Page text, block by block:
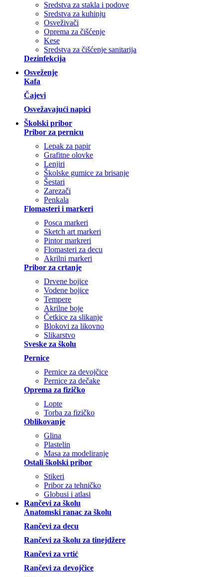
Sredstva za stakla i podove
Sredstva za kuhinju
Osveživači
Oprema za čišćenje
Kese
Sredstva za čišćenje sanitarija
Dezinfekcija
Osveženje
Kafa
Čajevi
Osvežavajući napici
Školski pribor
Pribor za pernicu
Lepak za papir
Grafitne olovke
Lenjiri
Školske gumice za brisanje
Šestari
Zarezači
Penkala
Flomasteri i markeri
Posca markeri
Sketch art markeri
Pintor markreri
Flomasteri za decu
Akrilni markeri
Pribor za crtanje
Drvene bojice
Vodene bojice
Tempere
Akrilne boje
Četkice za slikanje
Blokovi za likovno
Slikarstvo
Sveske za školu
Pernice
Pernice za devojčice
Pernice za dečake
Oprema za fizičko
Lopte
Torba za fizičko
Oblikovanje
Glina
Plastelin
Masa za modeliranje
Ostali školski pribor
Stikeri
Pribor za tehničko
Globusi i atlasi
Rančevi za školu
Anatomski ranac za školu
Rančevi za decu
Rančevi za školu za tinejdžere
Rančevi za vrtić
Rančevi za devojčice